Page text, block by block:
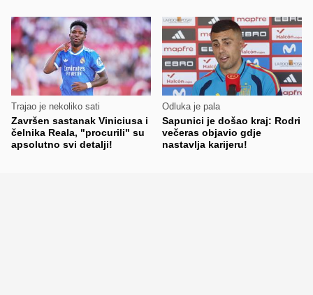
Trajao je nekoliko sati
Završen sastanak Viniciusa i
čelnika Reala, "procurili" su
apsolutno svi detalji!
Odluka je pala
Sapunici je došao kraj: Rodri
večeras objavio gdje
nastavlja karijeru!